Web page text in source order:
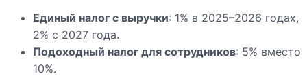
Единый налог с выручки: 1% в 2025–2026 годах,
2% с 2027 года.
Подоходный налог для сотрудников: 5% вместо
10%.